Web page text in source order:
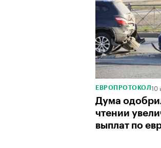
ЕВРОПРОТОКОЛ 10
Дума
чтении
выплат по